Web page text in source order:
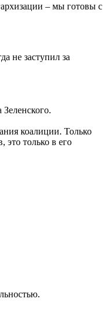
– мы готовы с
не заступил за
коалиции. Только
это только в его